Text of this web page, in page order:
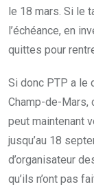
le 18 mars. Si le
l’échéance, en
quittes pour
Si donc PTP a le
Champ-de-Mars,
peut maintenant
jusqu’au 18
d’organisateur
qu’ils n’ont pas